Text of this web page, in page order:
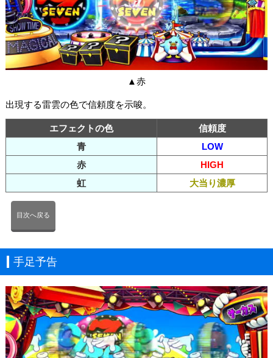
▲赤
出現する雷雲の色で信頼度を示唆。
エフェクトの色
信頼度
青
LOW
赤
HIGH
虹
大当り濃厚
目次へ戻る
手足予告